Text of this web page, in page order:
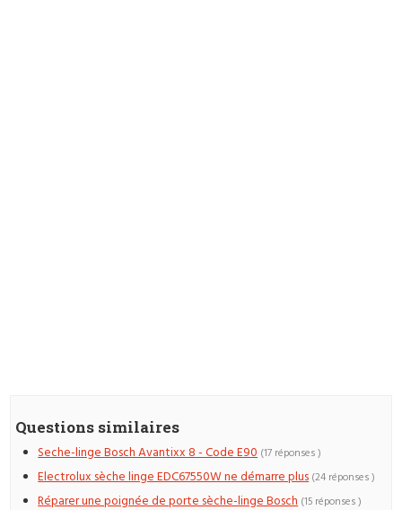
Questions similaires
Seche-linge Bosch Avantixx 8 - Code E90 (17 réponses )
Electrolux sèche linge EDC67550W ne démarre plus (24 réponses )
Réparer une poignée de porte sèche-linge Bosch (15 réponses )